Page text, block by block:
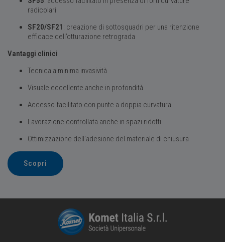
radicolari
SF20/SF21 : creazione di sottosquadri per una ritenzione
efficace dell’otturazione retrograda
Vantaggi clinici
Tecnica a minima invasività
Visuale eccellente anche in profondità
Accesso facilitato con punte a doppia curvatura
Lavorazione controllata anche in spazi ridotti
Ottimizzazione dell’adesione del materiale di chiusura
Scopri